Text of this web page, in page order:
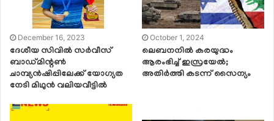
December 16, 2023
ദേശീയ സിവിൽ സർവീസ്
ബാഡ്മിന്റൺ
ചാമ്പ്യൻഷിപ്പിലേക്ക് യോഗ്യത
നേടി മിഥുൻ വലിയവീട്ടിൽ
October 1, 2024
ലെബനനില്‍ കരയുദ്ധം
ആരംഭിച്ച് ഇസ്രയേല്‍;
അതിര്‍ത്തി കടന്ന് സൈന്യം